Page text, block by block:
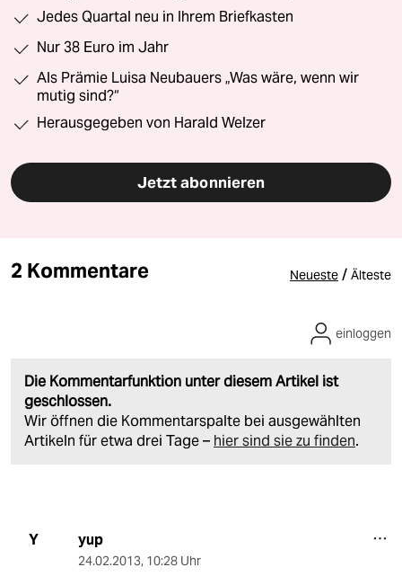
Jedes Quartal neu in Ihrem Briefkasten
Nur 38 Euro im Jahr
Als Prämie Luisa Neubauers „Was wäre, wenn wir
mutig sind?“
Herausgegeben von Harald Welzer
Jetzt abonnieren
2 Kommentare Neueste / Älteste
Die Kommentarfunktion unter diesem Artikel ist
geschlossen.
Wir öffnen die Kommentarspalte bei ausgewählten
Artikeln für etwa drei Tage – hier sind sie zu finden.
einloggen
Y yup
24.02.2013, 10:28 Uhr